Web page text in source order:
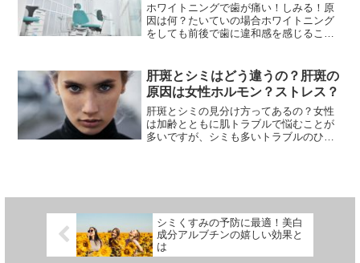
ホワイトニングで歯が痛い！しみる！原
因は何？たいていの場合ホワイトニング
をしても前後で歯に違和感を感じること
痛くなる、歯茎がしみるといったトラブ
ルを感じることがあります...
肝斑とシミはどう違うの？肝斑の
原因は女性ホルモン？ストレス？
肝斑とシミの見分け方ってあるの？女性
は加齢とともに肌トラブルで悩むことが
多いですが、シミも多いトラブルのひと
シミくすみの予防に最適！美白
成分アルブチンの嬉しい効果と
は